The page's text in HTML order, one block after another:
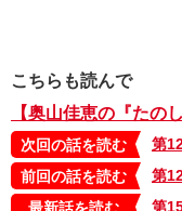
こちらも読んで
【奥山佳恵の『たの
次回の話を読む
第
前回の話を読む
第
最新話を読む
第